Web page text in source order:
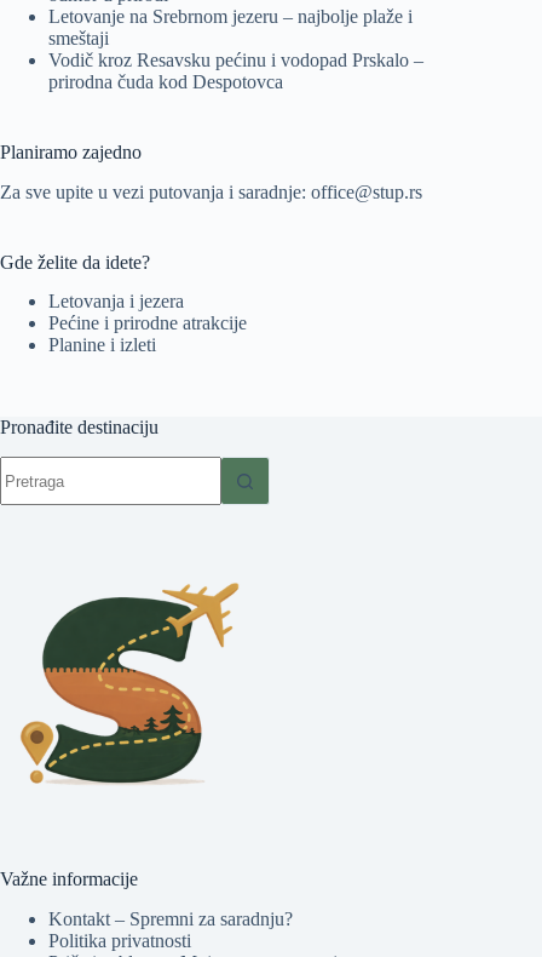
Letovanje na Srebrnom jezeru – najbolje plaže i
smeštaji
Vodič kroz Resavsku pećinu i vodopad Prskalo –
prirodna čuda kod Despotovca
Planiramo zajedno
Za sve upite u vezi putovanja i saradnje: office@stup.rs
Gde želite da idete?
Letovanja i jezera
Pećine i prirodne atrakcije
Planine i izleti
Pronađite destinaciju
results
Važne informacije
Kontakt – Spremni za saradnju?
Politika privatnosti